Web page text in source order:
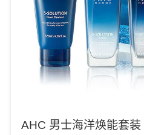
AHC 男士海洋焕能套装